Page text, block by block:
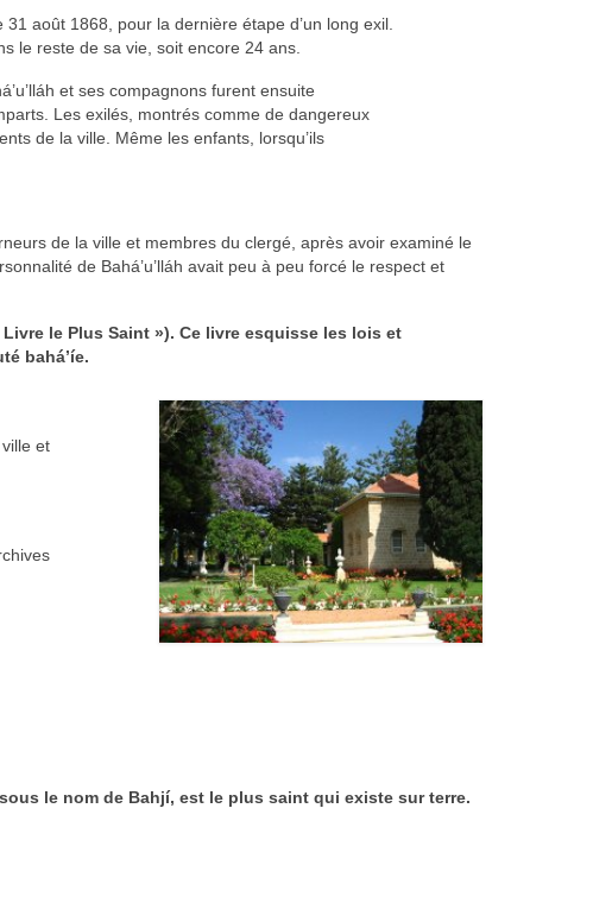
31 août 1868, pour la dernière étape d’un long exil.
le reste de sa vie, soit encore 24 ans.
et ses compagnons furent ensuite
Les exilés, montrés comme de dangereux
de la ville. Même les enfants, lorsqu’ils
de la ville et membres du clergé, après avoir examiné le
de Bahá’u’lláh avait peu à peu forcé le respect et
le Plus Saint »). Ce livre esquisse les lois et
bahá’íe.
et
le nom de Bahjí, est le plus saint qui existe sur terre.